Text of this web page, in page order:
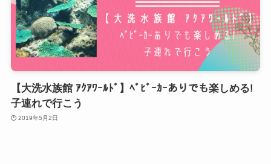
【大洗水族館 ｱｸｱﾜｰﾙﾄﾞ】ﾍﾞﾋﾞｰｶｰありでも楽しめる!
子連れで行こう
2019年5月2日